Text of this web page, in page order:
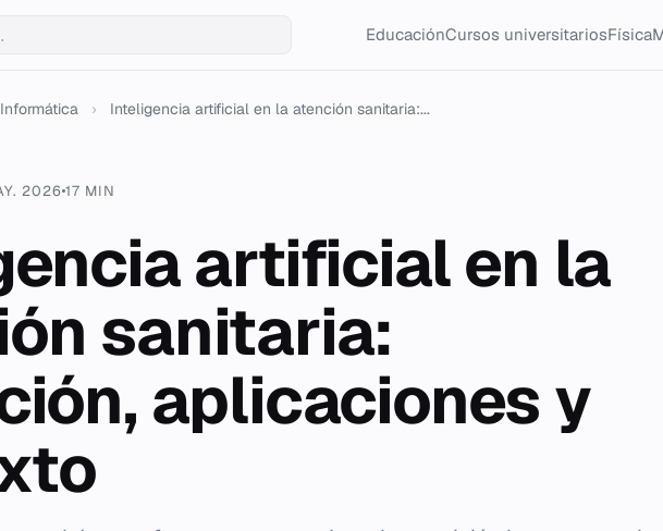
EducaciónCursos universitariosFísica
Informática › Inteligencia artificial en la atención sanitaria:...
2026 17 MIN
artificial en la
sanitaria:
aplicaciones y